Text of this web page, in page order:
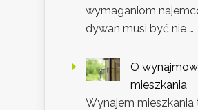
wymaganiom
dywan musi być nie …
O
mieszkania
Wynajem mieszkania